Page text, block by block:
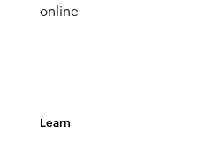
online
Learn